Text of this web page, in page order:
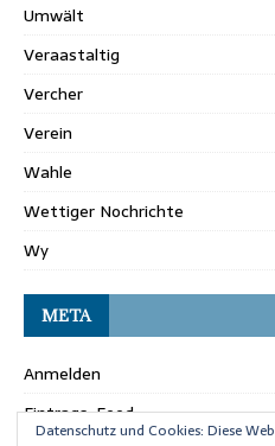
Umwält
Veraastaltig
Vercher
Verein
Wahle
Wettiger Nochrichte
Wy
META
Anmelden
Eintrags-Feed
Datenschutz und Cookies: Diese